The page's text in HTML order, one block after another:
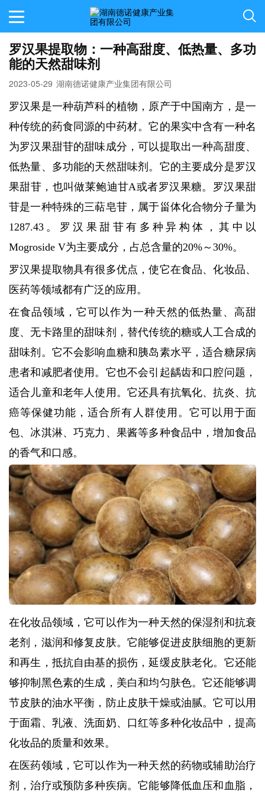
罗汉果提取物：一种高甜度、低热量、多功
能的天然甜味剂
2023-05-29 湖南德诺健康产业集团有限公司
罗汉果是一种葫芦科的植物，原产于中国南方，是一
种传统的药食同源的中药材。它的果实中含有一种名
为罗汉果甜苷的甜味成分，可以提取出一种高甜度、
低热量、多功能的天然甜味剂。它的主要成分是罗汉
果甜苷，也叫做莱鲍迪甘A或者罗汉果糖。罗汉果甜
苷是一种特殊的三萜皂苷，属于甾体化合物分子量为
1287.43。罗汉果甜苷有多种异构体，其中以
Mogroside V为主要成分，占总含量的20%～30%。
罗汉果提取物具有很多优点，使它在食品、化妆品、
医药等领域都有广泛的应用。
在食品领域，它可以作为一种天然的低热量、高甜
度、无卡路里的甜味剂，替代传统的糖或人工合成的
甜味剂。它不会影响血糖和胰岛素水平，适合糖尿病
患者和减肥者使用。它也不会引起龋齿和口腔问题，
适合儿童和老年人使用。它还具有抗氧化、抗炎、抗
癌等保健功能，适合所有人群使用。它可以用于面
包、冰淇淋、巧克力、果酱等多种食品中，增加食品
的香气和口感。
在化妆品领域，它可以作为一种天然的保湿剂和抗衰
老剂，滋润和修复皮肤。它能够促进皮肤细胞的更新
和再生，抵抗自由基的损伤，延缓皮肤老化。它还能
够抑制黑色素的生成，美白和均匀肤色。它还能够调
节皮肤的油水平衡，防止皮肤干燥或油腻。它可以用
于面霜、乳液、洗面奶、口红等多种化妆品中，提高
化妆品的质量和效果。
在医药领域，它可以作为一种天然的药物或辅助治疗
剂，治疗或预防多种疾病。它能够降低血压和血脂，